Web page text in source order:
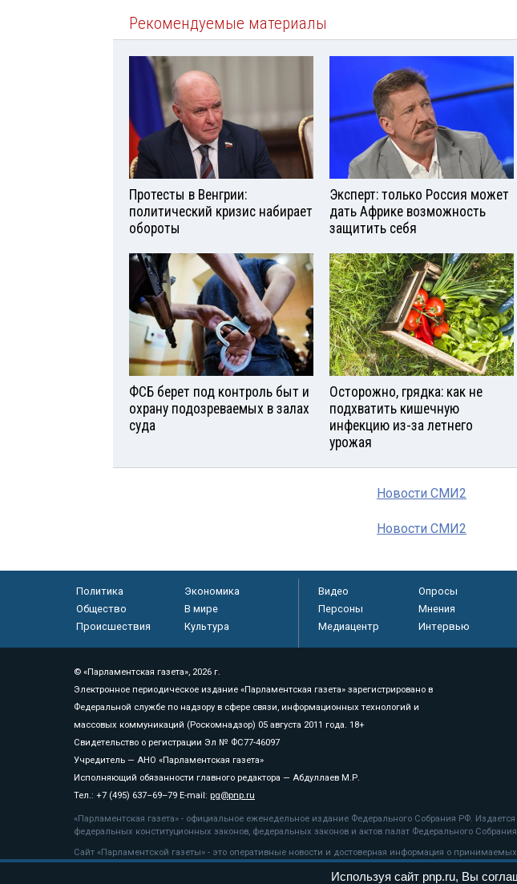
Рекомендуемые материалы
Протесты в Венгрии:
политический кризис набирает
обороты
Эксперт: только Россия может
дать Африке возможность
защитить себя
ФСБ берет под контроль быт и
охрану подозреваемых в залах
суда
Осторожно, грядка: как не
подхватить кишечную
инфекцию из-за летнего
урожая
Новости СМИ2
Новости СМИ2
Политика
Экономика
Общество
В мире
Происшествия
Культура
Видео Опросы
Персоны
Мнения
Медиацентр
Интервью
© «Парламентская газета», 2026 г.
Электронное периодическое издание «Парламентская газета» зарегистрировано в
Федеральной службе по надзору в сфере связи, информационных технологий и
массовых коммуникаций (Роскомнадзор) 05 августа 2011 года. 18+
Свидетельство о регистрации Эл № ФС77-46097
Учредитель — АНО «Парламентская газета»
Исполняющий обязанности главного редактора — Абдуллаев М.Р.
Тел.: +7 (495) 637–69–79 E-mail: pg@pnp.ru
«Парламентская газета» - официальное еженедельное издание Федерального Собрания РФ.
федеральных конституционных законов, федеральных законов и актов палат Федерального
Сайт «Парламентской газеты» - это оперативные новости и достоверная информация о
«Парламентской газеты» активная ссылка на pnp.ru обязательна.
Используя сайт pnp.ru, Вы